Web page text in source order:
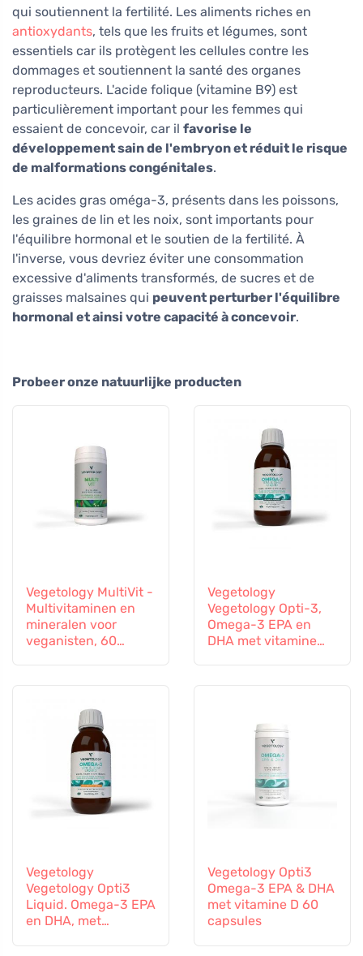
qui soutiennent la fertilité. Les aliments riches en
antioxydants, tels que les fruits et légumes, sont
essentiels car ils protègent les cellules contre les
dommages et soutiennent la santé des organes
reproducteurs. L'acide folique (vitamine B9) est
particulièrement important pour les femmes qui
essaient de concevoir, car il favorise le
développement sain de l'embryon et réduit le risque
de malformations congénitales.
Les acides gras oméga-3, présents dans les poissons,
les graines de lin et les noix, sont importants pour
l'équilibre hormonal et le soutien de la fertilité. À
l'inverse, vous devriez éviter une consommation
excessive d'aliments transformés, de sucres et de
graisses malsaines qui peuvent perturber l'équilibre
hormonal et ainsi votre capacité à concevoir.
Probeer onze natuurlijke producten
Vegetology MultiVit -
Multivitaminen en
mineralen voor
veganisten, 60
Vegetology
Vegetology Opti-3,
Omega-3 EPA en
DHA met vitamine
Vegetology
Vegetology Opti3
Liquid. Omega-3 EPA
en DHA, met
Vegetology Opti3
Omega-3 EPA & DHA
met vitamine D 60
capsules